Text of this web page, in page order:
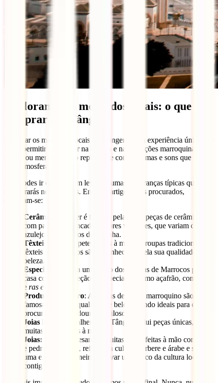
Explorando os mercados locais: o que
comprar em Tânger
Explorar os mercados locais em Tânger é uma experiência única que
te vai permitir mergulhar na cultura e nas tradições marroquinas. Os
souks, ou mercados, são repletos de cores, aromas e sons que criam
uma atmosfera vibrante.
Não podes ir embora sem levar algumas lembranças típicas que
encontrarás nestes locais. Entre os artigos mais procurados,
destacam-se:
Cerâmica:
Tânger é famosa pelas suas peças de cerâmica
com padrões intrincados e cores vibrantes, que variam de
azulejos a utensílios de cozinha.
Têxteis:
Desde tapetes feitos à mão até roupas tradicionais, os
têxteis marroquinos são reconhecidos pela sua qualidade e
beleza.
Especiarias
: Leva um pouco dos aromas de Marrocos para
casa com uma seleção de especiarias como açafrão, cominho
e ras el hanout
Produtos de couro: As peças de couro marroquino são
famosas pela sua qualidade e beleza, sendo ideais para quem
procura algo duradouro e estiloso.
Joias locais:
A joalheria em Tânger inclui peças únicas,
muitas vezes feitas à mão.
Joias: As joias artesanais, muitas vezes feitas à mão com prata
e pedras preciosas, refletem a cultura berbere e árabe e são
uma excelente maneira de levar um pouco da cultura local
contigo.